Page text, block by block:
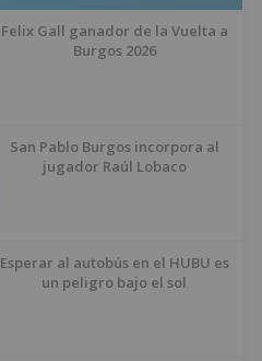
Felix Gall ganador de la Vuelta a
Burgos 2026
San Pablo Burgos incorpora al
jugador Raúl Lobaco
Esperar al autobús en el HUBU es
un peligro bajo el sol